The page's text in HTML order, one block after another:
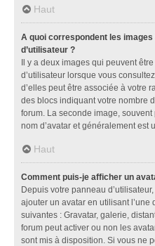
Haut
A quoi correspondent les
d’utilisateur ?
Il y a deux images qui peuvent
d’utilisateur lorsque vous
d’elles peut être associée à votre
des blocs indiquant votre nombre
forum. La seconde image,
nom d’avatar et généralement
Haut
Comment puis-je afficher un
Depuis votre panneau
ajouter un avatar en utilisant l’une
suivantes : Gravatar, galerie,
forum peut activer ou non les
sont mis à disposition. Si vous ne